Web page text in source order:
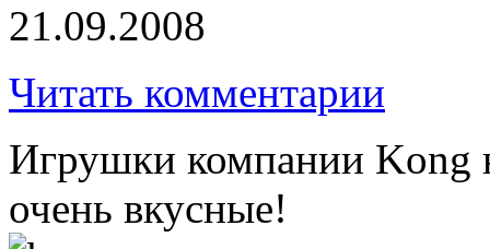
21.09.2008
Читать комментарии
Игрушки компании Kong
очень вкусные!